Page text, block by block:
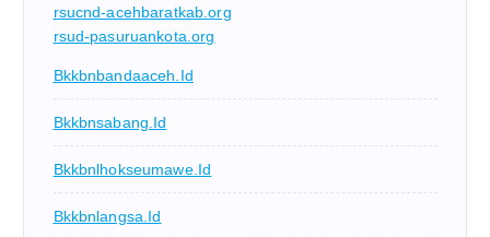
rsucnd-acehbaratkab.org
rsud-pasuruankota.org
Bkkbnbandaaceh.id
Bkkbnsabang.id
Bkkbnlhokseumawe.id
Bkkbnlangsa.id